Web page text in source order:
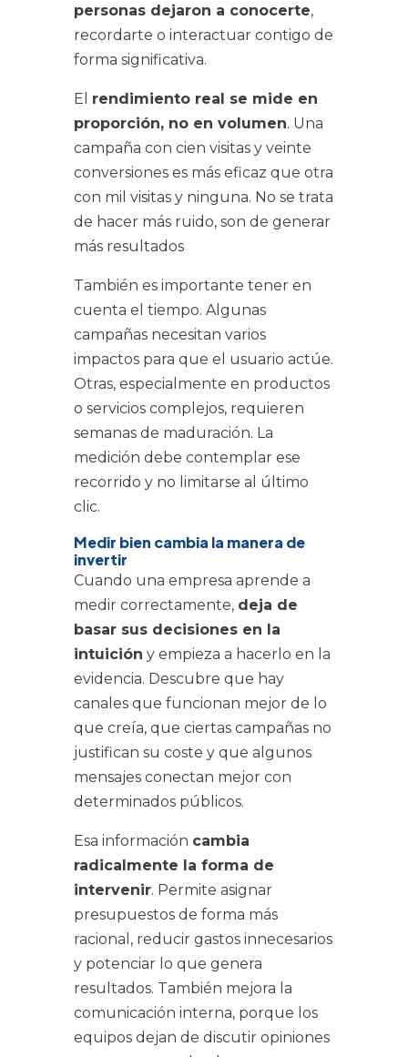
personas dejaron a conocerte,
recordarte o interactuar contigo de
forma significativa.
El rendimiento real se mide en
proporción, no en volumen. Una
campaña con cien visitas y veinte
conversiones es más eficaz que otra
con mil visitas y ninguna. No se trata
de hacer más ruido, son de generar
más resultados
También es importante tener en
cuenta el tiempo. Algunas
campañas necesitan varios
impactos para que el usuario actúe.
Otras, especialmente en productos
o servicios complejos, requieren
semanas de maduración. La
medición debe contemplar ese
recorrido y no limitarse al último
clic.
Medir bien cambia la manera de
invertir
Cuando una empresa aprende a
medir correctamente, deja de
basar sus decisiones en la
intuición y empieza a hacerlo en la
evidencia. Descubre que hay
canales que funcionan mejor de lo
que creía, que ciertas campañas no
justifican su coste y que algunos
mensajes conectan mejor con
determinados públicos.
Esa información cambia
radicalmente la forma de
intervenir. Permite asignar
presupuestos de forma más
racional, reducir gastos innecesarios
y potenciar lo que genera
resultados. También mejora la
comunicación interna, porque los
equipos dejan de discutir opiniones